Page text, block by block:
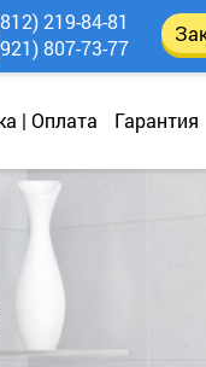
| Оплата Гарантия
219-84-81
807-73-77